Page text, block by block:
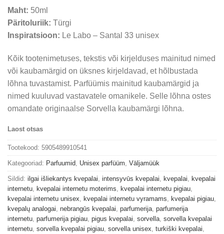
Maht: 50ml
Päritoluriik: Türgi
Inspiratsioon: Le Labo – Santal 33 unisex
Kõik tootenimetuses, tekstis või kirjelduses mainitud nimed
või kaubamärgid on üksnes kirjeldavad, et hõlbustada
lõhna tuvastamist. Parfüümis mainitud kaubamärgid ja
nimed kuuluvad vastavatele omanikele. Selle lõhna ostes
omandate originaalse Sorvella kaubamärgi lõhna.
Laost otsas
Tootekood: 5905489910541
Kategooriad: Parfuumid Unisex parfüüm Väljamüük
Sildid: ilgai išliekantys kvepalai intensyvūs kvepalai kvepalai kvepalai
internetu kvepalai internetu moterims kvepalai internetu pigiau
kvepalai internetu unisex kvepalai internetu vyramams kvepalai pigiau
kvepalų analogai nebrangūs kvepalai parfumerija parfumerija
internetu parfumerija pigiau pigus kvepalai sorvella sorvella kvepalai
internetu sorvella kvepalai pigiau sorvella unisex turkiški kvepalai